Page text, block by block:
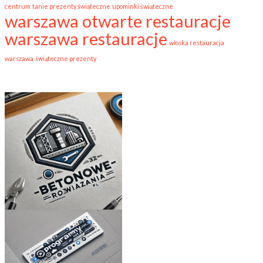
centrum tanie prezenty świąteczne upominki świąteczne
warszawa otwarte restauracje
warszawa restauracje włoska restauracja
warszawa świąteczne prezenty